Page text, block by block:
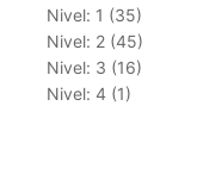
Nivel: 1 (35)
Nivel: 2 (45)
Nivel: 3 (16)
Nivel: 4 (1)